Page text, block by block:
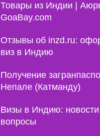
Товары из Индии |
GoaBay.com
Отзывы об inzd.ru:
виз в Индию
Получение
Непале (Катманду)
Визы в Индию: новости
вопросы